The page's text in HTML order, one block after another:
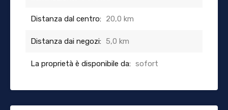
Distanza dal centro: 20,0 km
Distanza dai negozi: 5,0 km
La proprietà è disponibile da: sofort